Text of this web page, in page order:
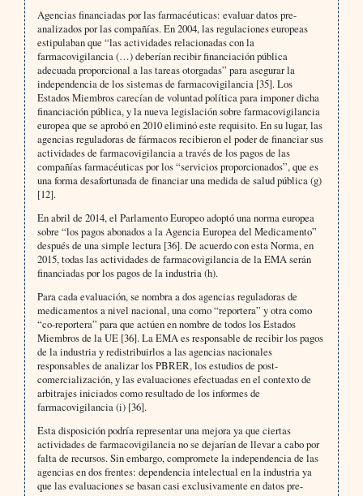
Agencias financiadas por las farmacéuticas: evaluar datos pre-
analizados por las compañías. En 2004, las regulaciones europeas
estipulaban que “las actividades relacionadas con la
farmacovigilancia (…) deberían recibir financiación pública
adecuada proporcional a las tareas otorgadas” para asegurar la
independencia de los sistemas de farmacovigilancia [35]. Los
Estados Miembros carecían de voluntad política para imponer dicha
financiación pública, y la nueva legislación sobre farmacovigilancia
europea que se aprobó en 2010 eliminó este requisito. En su lugar, las
agencias reguladoras de fármacos recibieron el poder de financiar sus
actividades de farmacovigilancia a través de los pagos de las
compañías farmacéuticas por los “servicios proporcionados”, que es
una forma desafortunada de financiar una medida de salud pública (g)
[12].
En abril de 2014, el Parlamento Europeo adoptó una norma europea
sobre “los pagos abonados a la Agencia Europea del Medicamento”
después de una simple lectura [36]. De acuerdo con esta Norma, en
2015, todas las actividades de farmacovigilancia de la EMA serán
financiadas por los pagos de la industria (h).
Para cada evaluación, se nombra a dos agencias reguladoras de
medicamentos a nivel nacional, una como “reportera” y otra como
“co-reportera” para que actúen en nombre de todos los Estados
Miembros de la UE [36]. La EMA es responsable de recibir los pagos
de la industria y redistribuirlos a las agencias nacionales
responsables de analizar los PBRER, los estudios de post-
comercialización, y las evaluaciones efectuadas en el contexto de
arbitrajes iniciados como resultado de los informes de
farmacovigilancia (i) [36].
Esta disposición podría representar una mejora ya que ciertas
actividades de farmacovigilancia no se dejarían de llevar a cabo por
falta de recursos. Sin embargo, compromete la independencia de las
agencias en dos frentes: dependencia intelectual en la industria ya
que las evaluaciones se basan casi exclusivamente en datos pre-